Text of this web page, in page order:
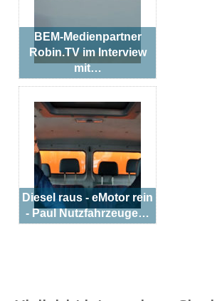
BEM-Medienpartner
Robin.TV im Interview
mit…
Diesel raus - eMotor rein
- Paul Nutzfahrzeuge…